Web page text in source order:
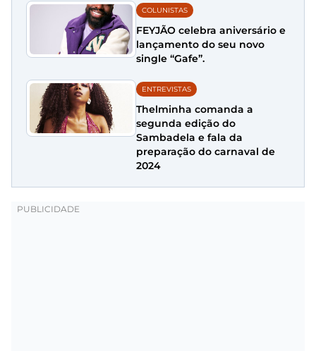
COLUNISTAS
FEYJÃO celebra aniversário e
lançamento do seu novo
single “Gafe”.
ENTREVISTAS
Thelminha comanda a
segunda edição do
Sambadela e fala da
preparação do carnaval de
2024